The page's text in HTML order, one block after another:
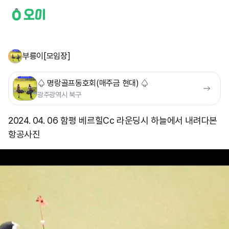
부릉이[모임장]
♤ 명랑골프동호회(매주금 현대) ♤
광주광역시 북구
2024. 04. 06 함평 베르힐Cc 라운딩시 하늘에서 내려다본
항공사진